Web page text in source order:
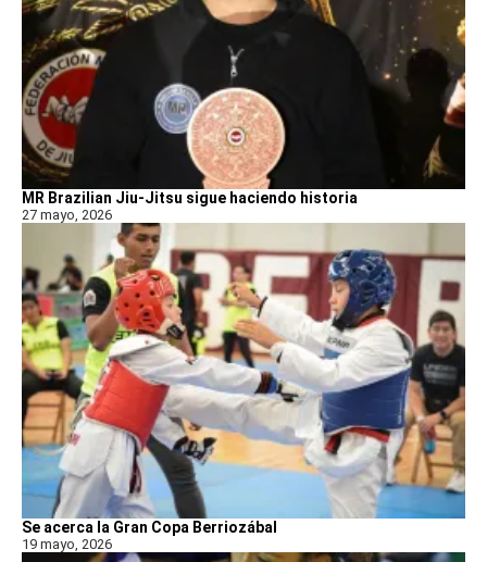
MR Brazilian Jiu-Jitsu sigue haciendo historia
27 mayo, 2026
Se acerca la Gran Copa Berriozábal
19 mayo, 2026